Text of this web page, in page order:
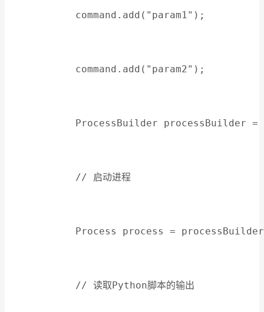
            command.add("param1");
            command.add("param2");
ProcessBuilder processBuilder
            // 启动进程
Process process =
            // 读取Python脚本的输出